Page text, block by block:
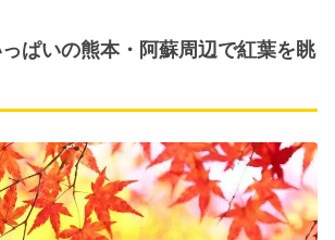
ぱいの熊本・阿蘇周辺で紅葉を眺